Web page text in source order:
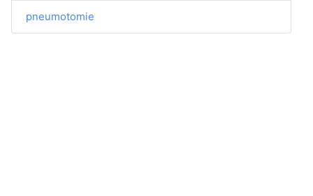
pneumotomie